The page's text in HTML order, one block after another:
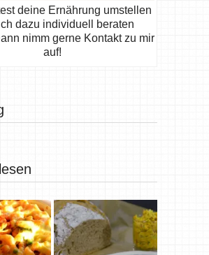
deine Ernährung umstellen
dazu individuell beraten
nimm gerne Kontakt zu mir
auf!